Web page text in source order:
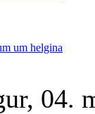
um helgina
04.